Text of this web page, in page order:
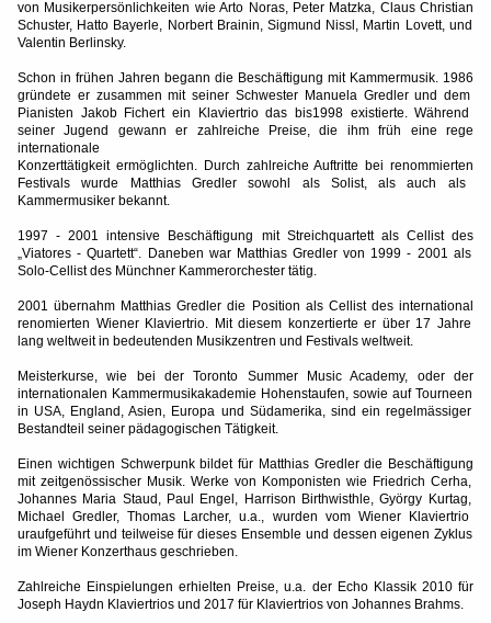
von Musikerpersönlichkeiten wie Arto Noras, Peter Matzka, Claus Christian
Schuster, Hatto Bayerle, Norbert Brainin, Sigmund Nissl, Martin Lovett, und
Valentin Berlinsky.
Schon in frühen Jahren begann die Beschäftigung mit Kammermusik. 1986
gründete er zusammen mit seiner Schwester Manuela Gredler und dem
Pianisten Jakob Fichert ein Klaviertrio das bis1998 existierte. Während
seiner Jugend gewann er zahlreiche Preise, die ihm früh eine rege
internationale
Konzerttätigkeit ermöglichten. Durch zahlreiche Auftritte bei renommierten
Festivals wurde Matthias Gredler sowohl als Solist, als auch als
Kammermusiker bekannt.
1997 - 2001 intensive Beschäftigung mit Streichquartett als Cellist des
„Viatores - Quartett“. Daneben war Matthias Gredler von 1999 - 2001 als
Solo-Cellist des Münchner Kammerorchester tätig.
2001 übernahm Matthias Gredler die Position als Cellist des international
renomierten Wiener Klaviertrio. Mit diesem konzertierte er über 17 Jahre
lang weltweit in bedeutenden Musikzentren und Festivals weltweit.
Meisterkurse, wie bei der Toronto Summer Music Academy, oder der
internationalen Kammermusikakademie Hohenstaufen, sowie auf Tourneen
in USA, England, Asien, Europa und Südamerika, sind ein regelmässiger
Bestandteil seiner pädagogischen Tätigkeit.
Einen wichtigen Schwerpunk bildet für Matthias Gredler die Beschäftigung
mit zeitgenössischer Musik. Werke von Komponisten wie Friedrich Cerha,
Johannes Maria Staud, Paul Engel, Harrison Birthwisthle, György Kurtag,
Michael Gredler, Thomas Larcher, u.a., wurden vom Wiener Klaviertrio
uraufgeführt und teilweise für dieses Ensemble und dessen eigenen Zyklus
im Wiener Konzerthaus geschrieben.
Zahlreiche Einspielungen erhielten Preise, u.a. der Echo Klassik 2010 für
Joseph Haydn Klaviertrios und 2017 für Klaviertrios von Johannes Brahms.